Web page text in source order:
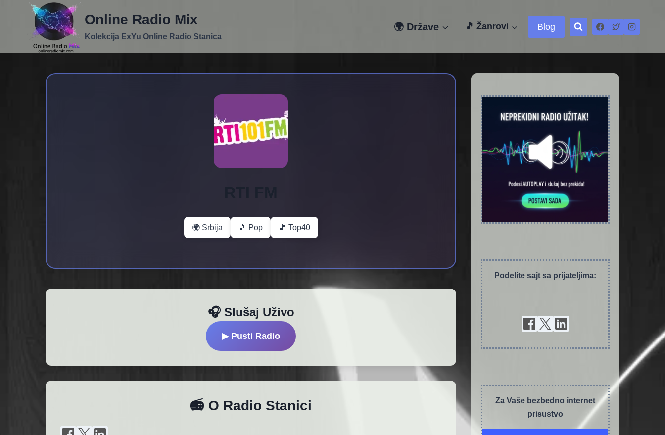
Online Radio Mix
Kolekcija ExYu Online Radio Stanica
🌍 Države 🎵 Žanrovi Blog
🌍 Srbija 🎵 Pop 🎵 Top40
🎧 Slušaj Uživo
▶ Pusti Radio
📻 O Radio Stanici
Podelite sajt sa prijateljima:
Za Vaše bezbedno internet
prisustvo